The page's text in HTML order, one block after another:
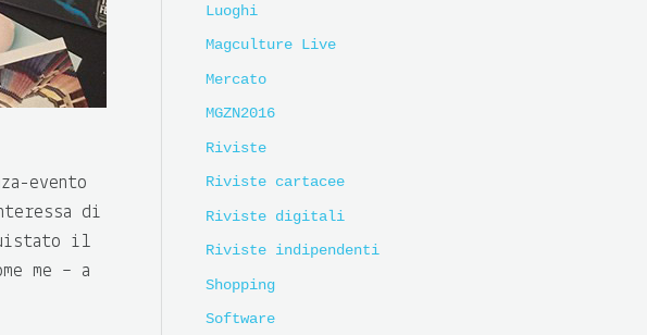
evento
di
il
me – a
Luoghi
Magculture Live
Mercato
MGZN2016
Riviste
Riviste cartacee
Riviste digitali
Riviste indipendenti
Shopping
Software